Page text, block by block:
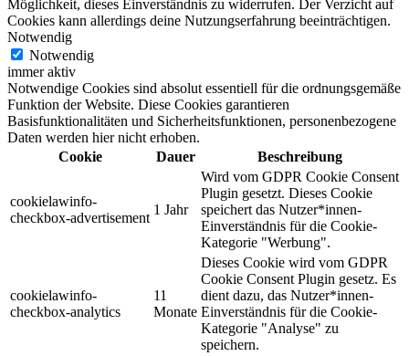
Möglichkeit, dieses Einverständnis zu widerrufen. Der Verzicht auf
Cookies kann allerdings deine Nutzungserfahrung beeinträchtigen.
Notwendig
Notwendig
immer aktiv
Notwendige Cookies sind absolut essentiell für die ordnungsgemäße
Funktion der Website. Diese Cookies garantieren
Basisfunktionalitäten und Sicherheitsfunktionen, personenbezogene
Daten werden hier nicht erhoben.
Cookie
Dauer Beschreibung
cookielawinfo-
checkbox-advertisement
1 Jahr
Wird vom GDPR Cookie Consent
Plugin gesetzt. Dieses Cookie
speichert das Nutzer*innen-
Einverständnis für die Cookie-
Kategorie "Werbung".
cookielawinfo-
checkbox-analytics
11
Monate
Dieses Cookie wird vom GDPR
Cookie Consent Plugin gesetz. Es
dient dazu, das Nutzer*innen-
Einverständnis für die Cookie-
Kategorie "Analyse" zu
speichern.